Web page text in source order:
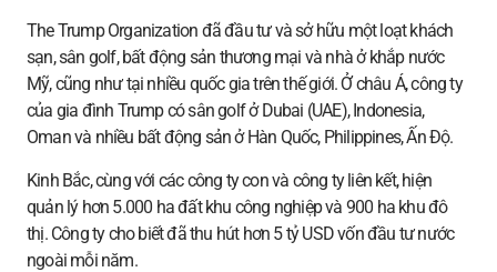
The Trump Organization đã đầu tư và sở hữu một loạt khách
sạn, sân golf, bất động sản thương mại và nhà ở khắp nước
Mỹ, cũng như tại nhiều quốc gia trên thế giới. Ở châu Á, công ty
của gia đình Trump có sân golf ở Dubai (UAE), Indonesia,
Oman và nhiều bất động sản ở Hàn Quốc, Philippines, Ấn Độ.
Kinh Bắc, cùng với các công ty con và công ty liên kết, hiện
quản lý hơn 5.000 ha đất khu công nghiệp và 900 ha khu đô
thị. Công ty cho biết đã thu hút hơn 5 tỷ USD vốn đầu tư nước
ngoài mỗi năm.